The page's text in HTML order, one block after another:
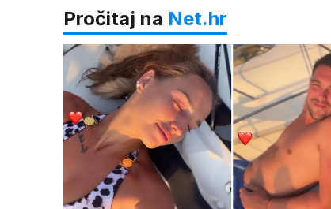
Pročitaj na Net.hr